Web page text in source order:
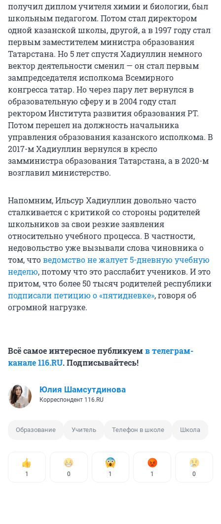
получил диплом учителя химии и биологии, был
школьным педагогом. Потом стал директором
одной казанской школы, другой, а в 1997 году стал
первым заместителем министра образования
Татарстана. Но 5 лет спустя Хадиуллин немного
вектор деятельности сменил — он стал первым
зампредседателя исполкома Всемирного
конгресса татар. Но через пару лет вернулся в
образовательную сферу и в 2004 году стал
ректором Института развития образования РТ.
Потом перешел на должность начальника
управления образования казанского исполкома. В
2017-м Хадиуллин вернулся в кресло
замминистра образования Татарстана, а в 2020-м
возглавил министерство.
Напомним, Ильсур Хадиуллин довольно часто
сталкивается с критикой со стороны родителей
школьников за свои резкие заявления
относительно учебного процесса. В частности,
недовольство уже вызывали слова чиновника о
том, чтоведомство не жалует 5-дневную учебную
неделю, потому что это расслабит учеников. И это
притом, что более 50 тысяч родителей республики
подписали петицию о «пятидневке», говоря об
огромной нагрузке.
Всё самое интересное публикуемв телеграм-
канале 116.RU. Подписывайтесь!
Юлия Шамсутдинова
Корреспондент 116.RU
Образование Учитель Телефон в школе Школа
1 0 1 1 0